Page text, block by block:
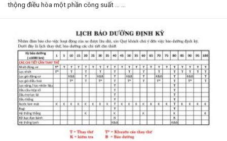
thộng điều hòa một phần công suất ... ...